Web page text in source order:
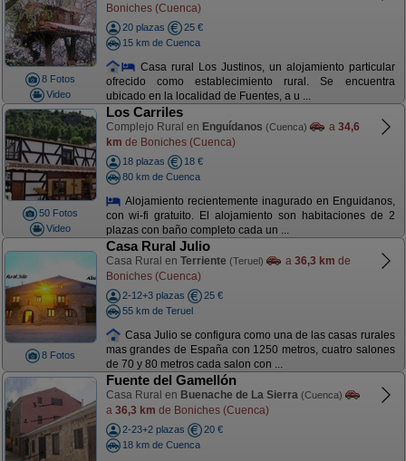
8 Fotos
Video
Boniches (Cuenca)
20 plazas
25 €
15 km de Cuenca
Casa rural Los Justinos, un alojamiento particular
ofrecido como establecimiento rural. Se encuentra
ubicado en la localidad de Fuentes, a u ...
50 Fotos
Video
Los Carriles
Complejo Rural en Enguídanos (Cuenca) a 34,6
km de Boniches (Cuenca)
18 plazas
18 €
80 km de Cuenca
Alojamiento recientemente inagurado en Enguidanos,
con wi-fi gratuito. El alojamiento son habitaciones de 2
plazas con baño completo cada un ...
8 Fotos
Casa Rural Julio
Casa Rural en Terriente (Teruel) a 36,3 km de
Boniches (Cuenca)
2-12+3 plazas
25 €
55 km de Teruel
Casa Julio se configura como una de las casas rurales
mas grandes de España con 1250 metros, cuatro salones
de 70 y 80 metros cada salon con ...
Fuente del Gamellón
Casa Rural en Buenache de La Sierra (Cuenca)
a 36,3 km de Boniches (Cuenca)
2-23+2 plazas
20 €
18 km de Cuenca